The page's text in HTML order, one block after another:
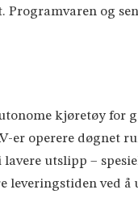
Programvaren og
kjøretøy for
er operere døgnet
utslipp –
leveringstiden ved å